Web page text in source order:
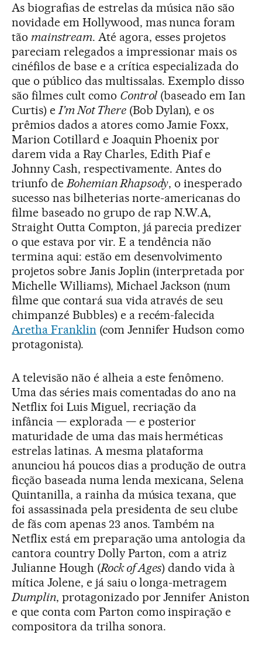
As biografias de estrelas da música não são
novidade em Hollywood, mas nunca foram
tão mainstream. Até agora, esses projetos
pareciam relegados a impressionar mais os
cinéfilos de base e a crítica especializada do
que o público das multissalas. Exemplo disso
são filmes cult como Control (baseado em Ian
Curtis) eI’m Not There(Bob Dylan), e os
prêmios dados a atores como Jamie Foxx,
Marion Cotillard e Joaquin Phoenix por
darem vida a Ray Charles, Edith Piaf e
Johnny Cash, respectivamente. Antes do
triunfo deBohemian Rhapsody, o inesperado
sucesso nas bilheterias norte-americanas do
filme baseado no grupo de rap N.W.A,
Straight Outta Compton, já parecia predizer
o que estava por vir. E a tendência não
termina aqui: estão em desenvolvimento
projetos sobre Janis Joplin (interpretada por
Michelle Williams), Michael Jackson (num
filme que contará sua vida através de seu
chimpanzé Bubbles) e a recém-falecida
Aretha Franklin (com Jennifer Hudson como
protagonista).
A televisão não é alheia a este fenômeno.
Uma das séries mais comentadas do ano na
Netflix foi Luis Miguel, recriação da
infância — explorada — e posterior
maturidade de uma das mais herméticas
estrelas latinas. A mesma plataforma
anunciou há poucos dias a produção de outra
ficção baseada numa lenda mexicana, Selena
Quintanilla, a rainha da música texana, que
foi assassinada pela presidenta de seu clube
de fãs com apenas 23 anos. Também na
Netflix está em preparação uma antologia da
cantora country Dolly Parton, com a atriz
Julianne Hough (Rock of Ages) dando vida à
mítica Jolene, e já saiu o longa-metragem
Dumplin, protagonizado por Jennifer Aniston
e que conta com Parton como inspiração e
compositora da trilha sonora.